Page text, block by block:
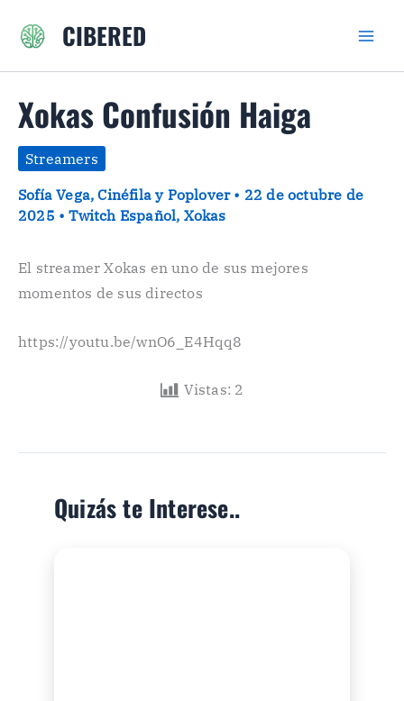
CIBERED
Xokas Confusión Haiga
Streamers
Sofía Vega, Cinéfila y Poplover • 22 de octubre de
2025 •Twitch Español, Xokas
El streamer Xokas en uno de sus mejores
momentos de sus directos
https://youtu.be/wnO6_E4Hqq8
Vistas: 2
Quizás te Interese..